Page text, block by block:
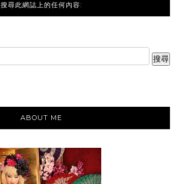
搜尋此網誌上的任何內容:
ABOUT ME